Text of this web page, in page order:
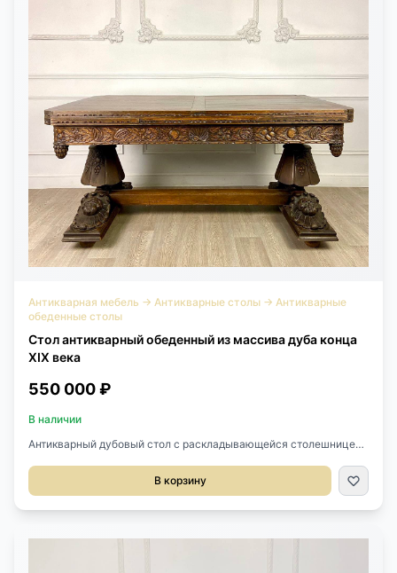
Антикварная мебель → Антикварные столы → Антикварные
обеденные столы
Стол антикварный обеденный из массива дуба конца
XIX века
550 000 ₽
В наличии
Антикварный дубовый стол с раскладывающейся столешницей,
стилизованных плодов, цветов и раковин. Размер:
168хх98,5х80,5h см. В разложенном виде столешница 260,5 см.
В корзину